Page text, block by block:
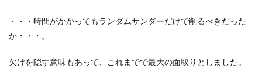
・・・時間がかかってもランダムサンダーだけで削るべきだった
か・・・。
欠けを隠す意味もあって、これまでで最大の面取りとしました。